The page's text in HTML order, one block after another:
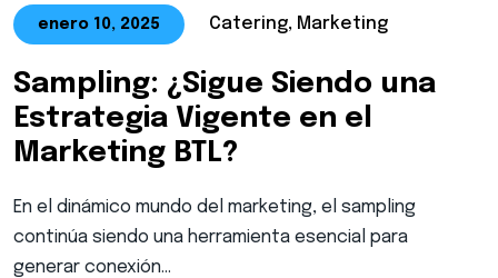
enero 10, 2025 Catering, Marketing
Sampling: ¿Sigue Siendo una
Estrategia Vigente en el
Marketing BTL?
En el dinámico mundo del marketing, el sampling
continúa siendo una herramienta esencial para
generar conexión…